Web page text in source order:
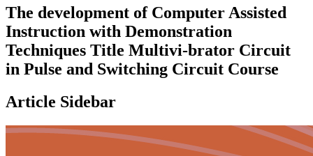
The development of Computer Assisted
Instruction with Demonstration
Techniques Title Multivi-brator Circuit
in Pulse and Switching Circuit Course
Article Sidebar